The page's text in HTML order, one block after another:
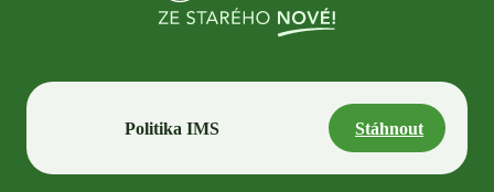
Politika IMS Stáhnout